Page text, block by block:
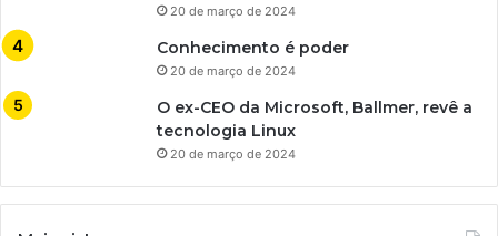
20 de março de 2024
Conhecimento é poder
20 de março de 2024
O ex-CEO da Microsoft, Ballmer, revê a
tecnologia Linux
20 de março de 2024